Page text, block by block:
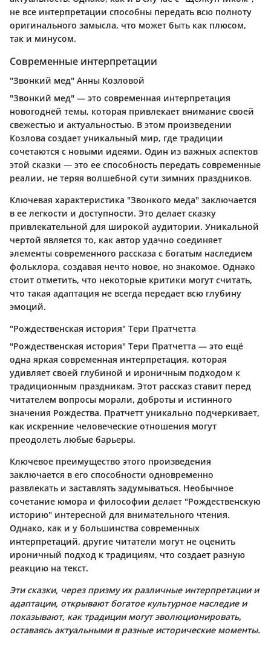
не все интерпретации способны передать всю полноту
оригинального замысла, что может быть как плюсом,
так и минусом.
Современные интерпретации
"Звонкий мед" Анны Козловой
"Звонкий мед" — это современная интерпретация
новогодней темы, которая привлекает внимание своей
свежестью и актуальностью. В этом произведении
Козлова создает уникальный мир, где традиции
сочетаются с новыми идеями. Один из важных аспектов
этой сказки — это ее способность передать современные
реалии, не теряя волшебной сути зимних праздников.
Ключевая характеристика "Звонкого меда" заключается
в ее легкости и доступности. Это делает сказку
привлекательной для широкой аудитории. Уникальной
чертой является то, как автор удачно соединяет
элементы современного рассказа с богатым наследием
фольклора, создавая нечто новое, но знакомое. Однако
стоит отметить, что некоторые критики могут считать,
что такая адаптация не всегда передает всю глубину
эмоций.
"Рождественская история" Тери Пратчетта
"Рождественская история" Тери Пратчетта — это ещё
одна яркая современная интерпретация, которая
удивляет своей глубиной и ироничным подходом к
традиционным праздникам. Этот рассказ ставит перед
читателем вопросы морали, доброты и истинного
значения Рождества. Пратчетт уникально подчеркивает,
как искренние человеческие отношения могут
преодолеть любые барьеры.
Ключевое преимущество этого произведения
заключается в его способности одновременно
развлекать и заставлять задумываться. Необычное
сочетание юмора и философии делает "Рождественскую
историю" интересной для внимательного чтения.
Однако, как и у большинства современных
интерпретаций, другие читатели могут не оценить
ироничный подход к традициям, что создает разную
реакцию на текст.
Эти сказки, через призму их различные интерпретации и
адаптации, открывают богатое культурное наследие и
показывают, как традиции могут эволюционировать,
оставаясь актуальными в разные исторические моменты.